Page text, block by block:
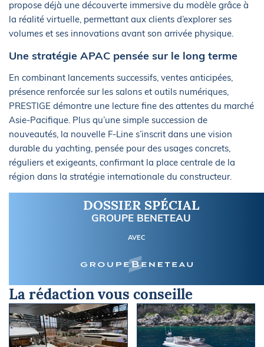
propose déjà une découverte immersive du modèle grâce à
la réalité virtuelle, permettant aux clients d’explorer ses
volumes et ses innovations avant son arrivée physique.
Une stratégie APAC pensée sur le long terme
En combinant lancements successifs, ventes anticipées,
présence renforcée sur les salons et outils numériques,
PRESTIGE démontre une lecture fine des attentes du marché
Asie-Pacifique. Plus qu’une simple succession de
nouveautés, la nouvelle F-Line s’inscrit dans une vision
durable du yachting, pensée pour des usages concrets,
réguliers et exigeants, confirmant la place centrale de la
région dans la stratégie internationale du constructeur.
DOSSIER SPÉCIAL
GROUPE BENETEAU
AVEC
La rédaction vous conseille